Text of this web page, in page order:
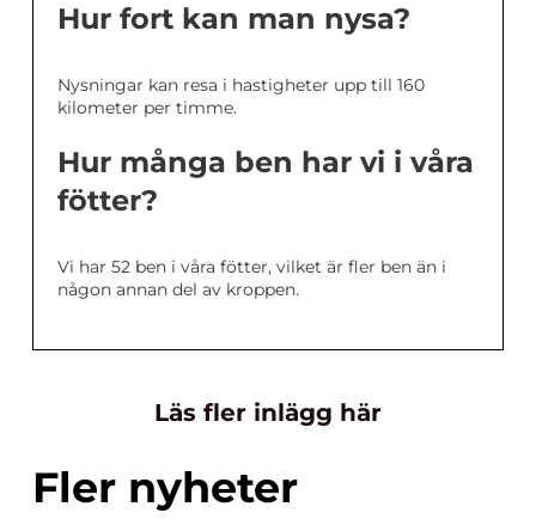
Hur fort kan man nysa?
Nysningar kan resa i hastigheter upp till 160
kilometer per timme.
Hur många ben har vi i våra
fötter?
Vi har 52 ben i våra fötter, vilket är fler ben än i
någon annan del av kroppen.
Läs fler inlägg här
Fler nyheter